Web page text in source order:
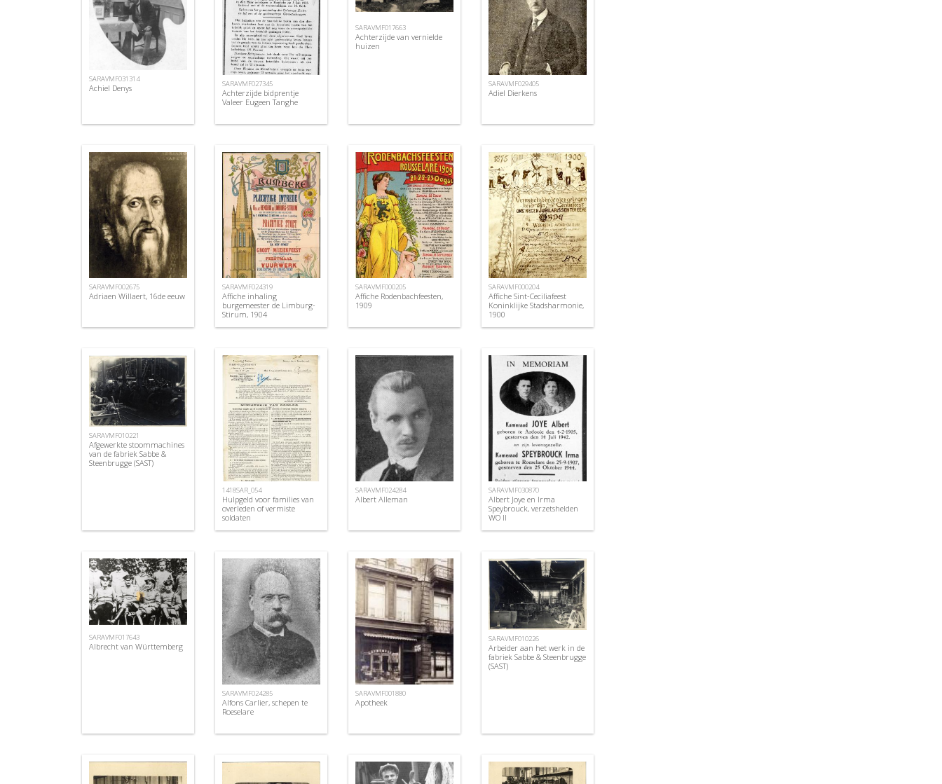
SARAVMF031314
Achiel Denys SARAVMF027345
Achterzijde bidprentje
Valeer Eugeen Tanghe
SARAVMF017663
Achterzijde van vernielde
huizen
SARAVMF029405
Adiel Dierkens
SARAVMF002675
Adriaen Willaert, 16de eeuw
SARAVMF024319
Affiche inhaling
burgemeester de Limburg-
Stirum, 1904
SARAVMF000205
Affiche Rodenbachfeesten,
1909
SARAVMF000204
Affiche Sint-Ceciliafeest
Koninklijke Stadsharmonie,
1900
SARAVMF010221
Afgewerkte stoommachines
van de fabriek Sabbe &
Steenbrugge (SAST)
1418SAR_054
Hulpgeld voor families van
overleden of vermiste
soldaten
SARAVMF024284
Albert Alleman
SARAVMF030870
Albert Joye en Irma
Speybrouck, verzetshelden
WO II
SARAVMF017643
Albrecht van Württemberg
SARAVMF024285
Alfons Carlier, schepen te
Roeselare
SARAVMF001880
Apotheek
SARAVMF010226
Arbeider aan het werk in de
fabriek Sabbe & Steenbrugge
(SAST)